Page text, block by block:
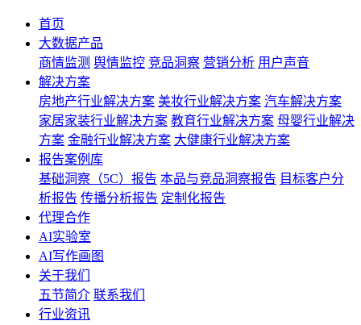
首页
大数据产品
商情监测 舆情监控 竞品洞察 营销分析 用户声音
解决方案
房地产行业解决方案 美妆行业解决方案 汽车解决方案
家居家装行业解决方案 教育行业解决方案 母婴行业解决
方案 金融行业解决方案 大健康行业解决方案
报告案例库
基础洞察（5C）报告 本品与竞品洞察报告 目标客户分
析报告 传播分析报告 定制化报告
代理合作
AI实验室
AI写作画图
关于我们
五节简介 联系我们
行业资讯